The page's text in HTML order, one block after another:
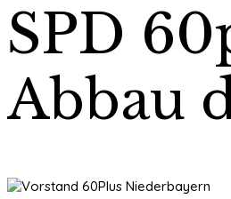
SPD
Abbau